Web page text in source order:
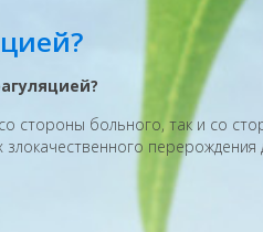
больного, так и со